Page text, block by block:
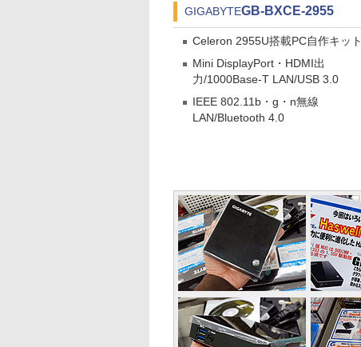
GIGABYTEGB-BXCE-2955
Celeron 2955U搭載PC自作キット
Mini DisplayPort・HDMI出
力/1000Base-T LAN/USB 3.0
IEEE 802.11b・g・n無線
LAN/Bluetooth 4.0